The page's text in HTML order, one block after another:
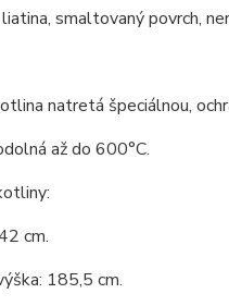
smaltovaný povrch,
natretá špeciálnou,
až do 600°C.
cm.
185,5 cm.